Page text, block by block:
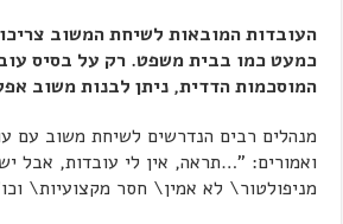
העובדות המובאות לשיחת המשוב
כמעט כמו בבית משפט. רק על בסיס
המוסכמות הדדית, ניתן לבנות משוב
מנהלים רבים הנדרשים לשיחת משוב עם
ואמורים: "…תראה, אין לי עובדות, אבל
מניפולטור\ לא אמין\ חסר מקצועיות\